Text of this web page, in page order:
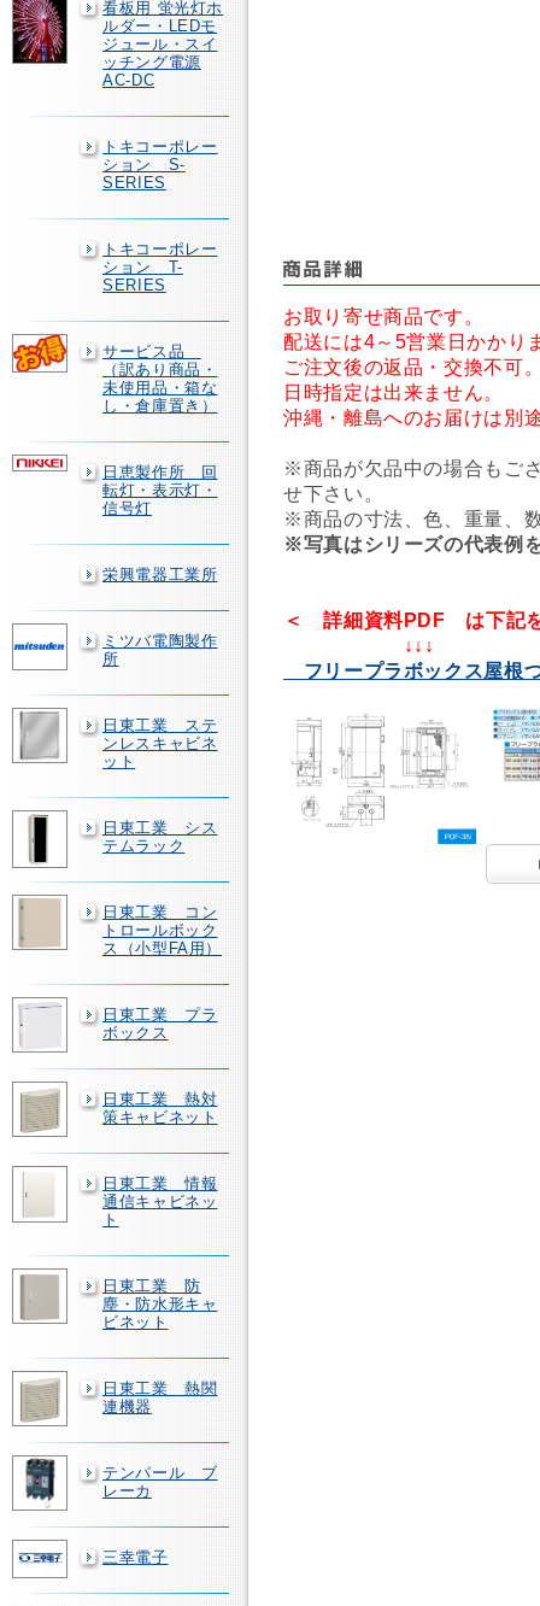
看板用 蛍光灯ホ
ルダー・LEDモ
ジュール・スイ
ッチング電源
AC-DC
トキコーポレー
ション S-
SERIES
トキコーポレー
ション T-
SERIES
サービス品
（訳あり商品・
未使用品・箱な
し・倉庫置き）
日恵製作所 回
転灯・表示灯・
信号灯
栄興電器工業所
ミツバ電陶製作
所
日東工業 ステ
ンレスキャビネ
ット
日東工業 シス
テムラック
日東工業 コン
トロールボック
ス（小型FA用）
日東工業 プラ
ボックス
日東工業 熱対
策キャビネット
日東工業 情報
通信キャビネッ
ト
日東工業 防
塵・防水形キャ
ビネット
日東工業 熱関
連機器
テンパール ブ
レーカ
三幸電子
お取り寄せ商品です。
配送には4～5営業日かかり
ご注文後の返品・交換不可
日時指定は出来ません。
沖縄・離島へのお届けは別
※商品が欠品中の場合もご
せ下さい。
※商品の寸法、色、重量、
※写真はシリーズの代表例
＜ 詳細資料PDF は下記
↓↓↓
フリープラボックス屋